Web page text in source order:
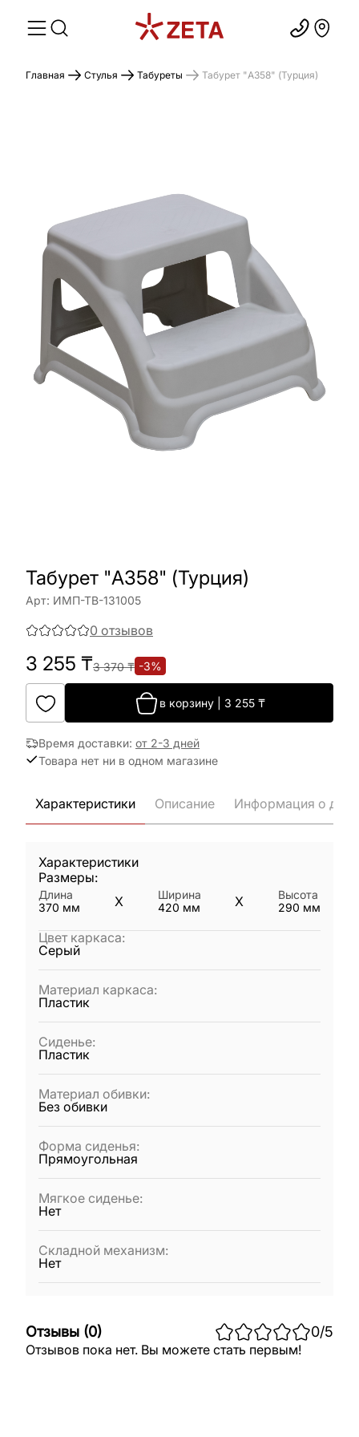
Главная Стулья Табуреты Табурет "A358" (Турция)
Табурет "A358" (Турция)
Арт: ИМП-ТВ-131005
0 отзывов
3 255 ₸3 370₸ -3%
в корзину| 3 255₸
Время доставки: от 2-3 дней
Товара нет ни в одном магазине
Характеристики Описание Информация о
Характеристики
Размеры:
Длина
370 мм X
Ширина
420 мм X
Высота
290 мм
Цвет каркаса:
Серый
Материал каркаса:
Пластик
Сиденье:
Пластик
Материал обивки:
Без обивки
Форма сиденья:
Прямоугольная
Мягкое сиденье:
Нет
Складной механизм:
Нет
Отзывы (0) 0/5
Отзывов пока нет. Вы можете стать первым!